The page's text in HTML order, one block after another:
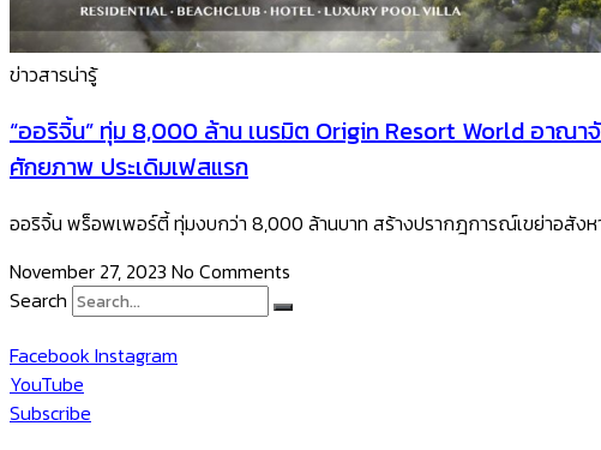
ข่าวสารน่ารู้
“ออริจิ้น” ทุ่ม 8,000 ล้าน เนรมิต Origin Resort World อาณา
ศักยภาพ ประเดิมเฟสแรก
ออริจิ้น พร็อพเพอร์ตี้ ทุ่มงบกว่า 8,000 ล้านบาท สร้างปรากฎการณ์เขย่าอสัง
November 27, 2023 No Comments
Search
Facebook Instagram
YouTube
Subscribe